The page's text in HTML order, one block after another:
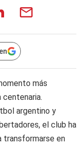
más
argentino y
el club ha
transformarse en